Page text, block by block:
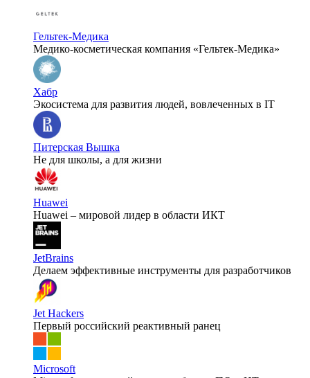
Гельтек-Медика
Медико-косметическая компания «Гельтек-Медика»
Хабр
Экосистема для развития людей, вовлеченных в IT
Питерская Вышка
Не для школы, а для жизни
Huawei
Huawei – мировой лидер в области ИКТ
JetBrains
Делаем эффективные инструменты для разработчиков
Jet Hackers
Первый российский реактивный ранец
Microsoft